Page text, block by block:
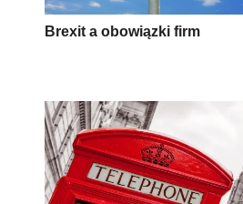
Brexit a obowiązki firm